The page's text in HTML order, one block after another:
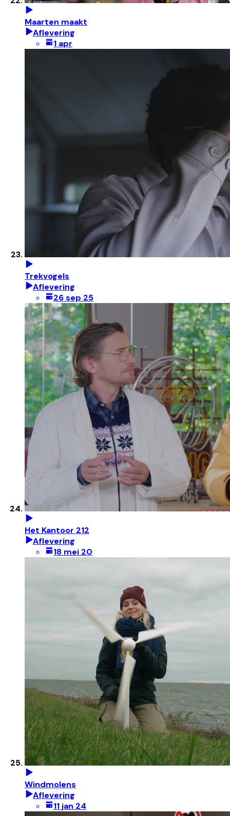
Maarten maakt
Aflevering
1 apr
Trekvogels
Aflevering
26 sep 25
Het Kantoor 212
Aflevering
18 mei 20
Windmolens
Aflevering
11 jan 24